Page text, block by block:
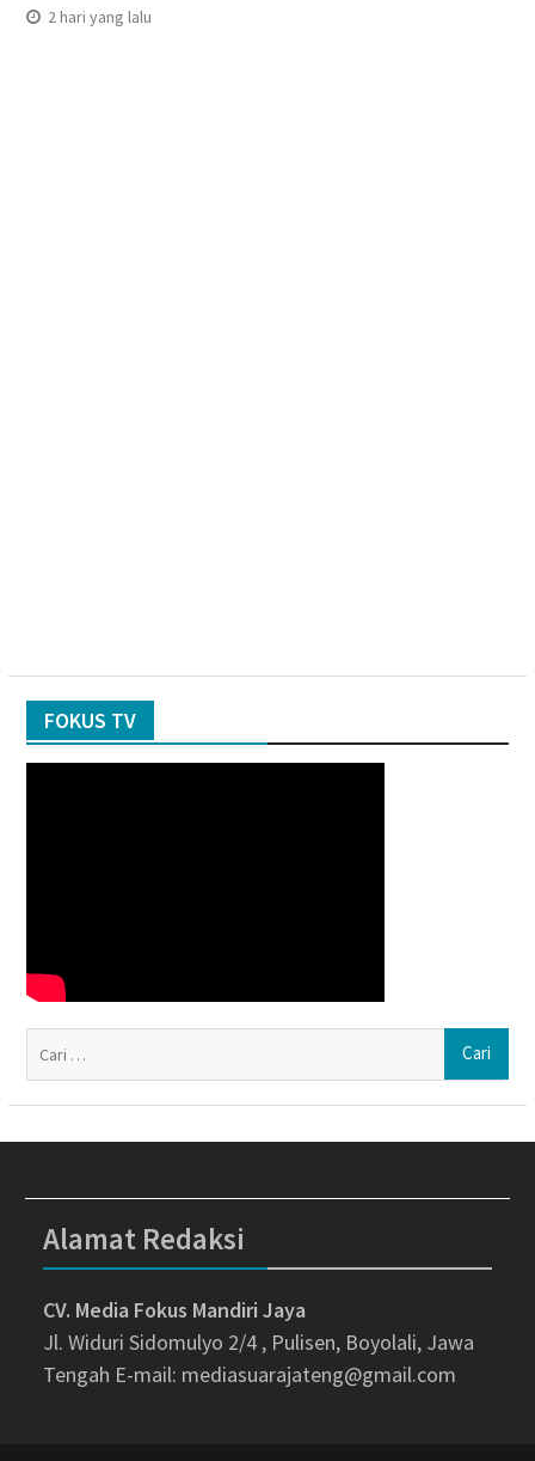
2 hari yang lalu
FOKUS TV
Alamat Redaksi
CV. Media Fokus Mandiri Jaya
Jl. Widuri Sidomulyo 2/4 , Pulisen, Boyolali, Jawa
Tengah E-mail: mediasuarajateng@gmail.com